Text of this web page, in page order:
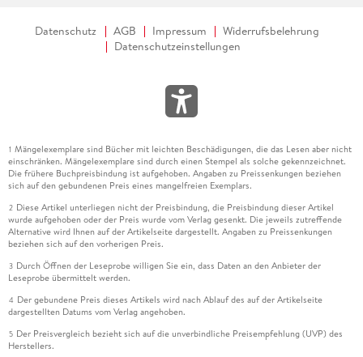
Datenschutz AGB Impressum
Widerrufsbelehrung
Datenschutzeinstellungen
1 Mängelexemplare sind Bücher mit leichten Beschädigungen, die das Lesen aber nicht
einschränken. Mängelexemplare sind durch einen Stempel als solche gekennzeichnet.
Die frühere Buchpreisbindung ist aufgehoben. Angaben zu Preissenkungen beziehen
sich auf den gebundenen Preis eines mangelfreien Exemplars.
2 Diese Artikel unterliegen nicht der Preisbindung, die Preisbindung dieser Artikel
wurde aufgehoben oder der Preis wurde vom Verlag gesenkt. Die jeweils zutreffende
Alternative wird Ihnen auf der Artikelseite dargestellt. Angaben zu Preissenkungen
beziehen sich auf den vorherigen Preis.
3 Durch Öffnen der Leseprobe willigen Sie ein, dass Daten an den Anbieter der
Leseprobe übermittelt werden.
4 Der gebundene Preis dieses Artikels wird nach Ablauf des auf der Artikelseite
dargestellten Datums vom Verlag angehoben.
5 Der Preisvergleich bezieht sich auf die unverbindliche Preisempfehlung (UVP) des
Herstellers.